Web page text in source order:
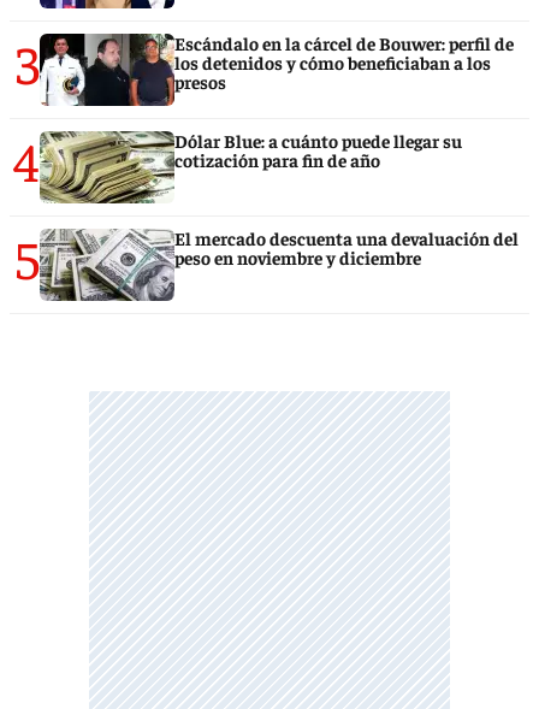
3
Escándalo en la cárcel de Bouwer: perfil de
los detenidos y cómo beneficiaban a los
presos
4
Dólar Blue: a cuánto puede llegar su
cotización para fin de año
5
El mercado descuenta una devaluación del
peso en noviembre y diciembre